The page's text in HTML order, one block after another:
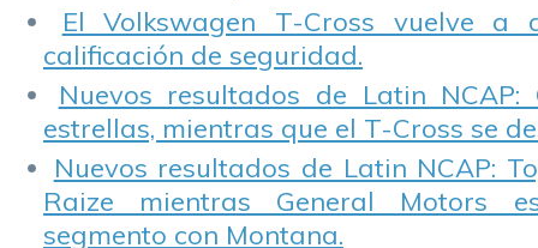
El Volkswagen T-Cross vuelve a
calificación de seguridad.
Nuevos resultados de Latin NCAP:
estrellas, mientras que el T-Cross se
Nuevos resultados de Latin NCAP:
Raize mientras General Motors
segmento con Montana.